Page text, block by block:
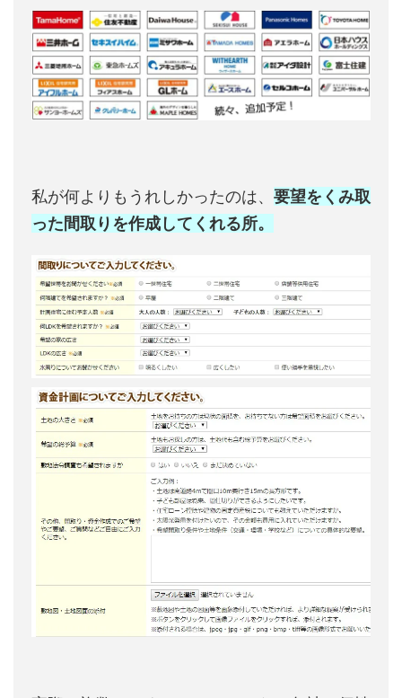
私が何よりもうれしかったのは、 要望をくみ取
った間取りを作成してくれる所。